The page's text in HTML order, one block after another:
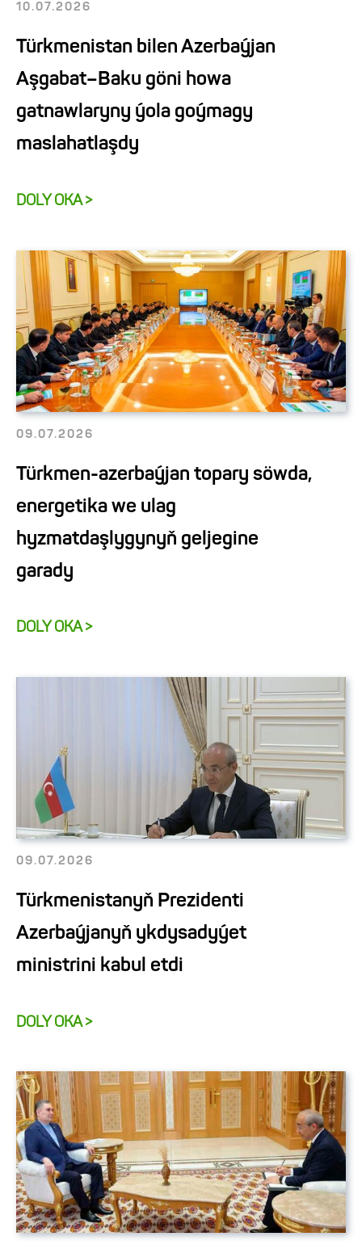
10.07.2026
Türkmenistan bilen Azerbaýjan
Aşgabat–Baku göni howa
gatnawlaryny ýola goýmagy
maslahatlaşdy
DOLY OKA >
09.07.2026
Türkmen-azerbaýjan topary söwda,
energetika we ulag
hyzmatdaşlygynyň geljegine
garady
DOLY OKA >
09.07.2026
Türkmenistanyň Prezidenti
Azerbaýjanyň ykdysadyýet
ministrini kabul etdi
DOLY OKA >